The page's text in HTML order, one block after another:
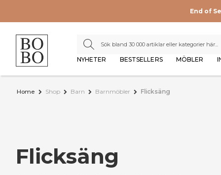
End of
NYHETER BESTSELLERS MÖBLER
Home Shop Barn Barnmöbler Flicksäng
Flicksäng